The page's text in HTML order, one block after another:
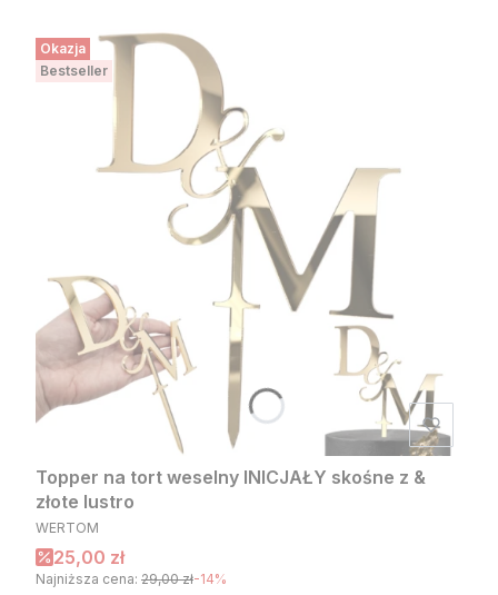
Okazja
Bestseller
Topper na tort weselny INICJAŁY skośne z &
złote lustro
PRODUCENT
WERTOM
Cena promocyjna
25,00 zł
Najniższa cena: 29,00 zł-14%